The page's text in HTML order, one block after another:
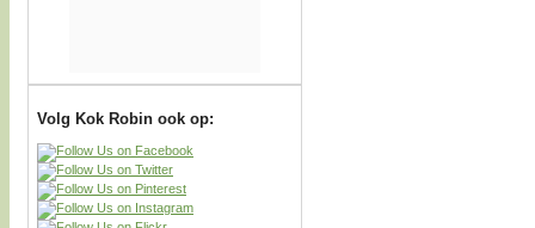
Volg Kok Robin ook op: